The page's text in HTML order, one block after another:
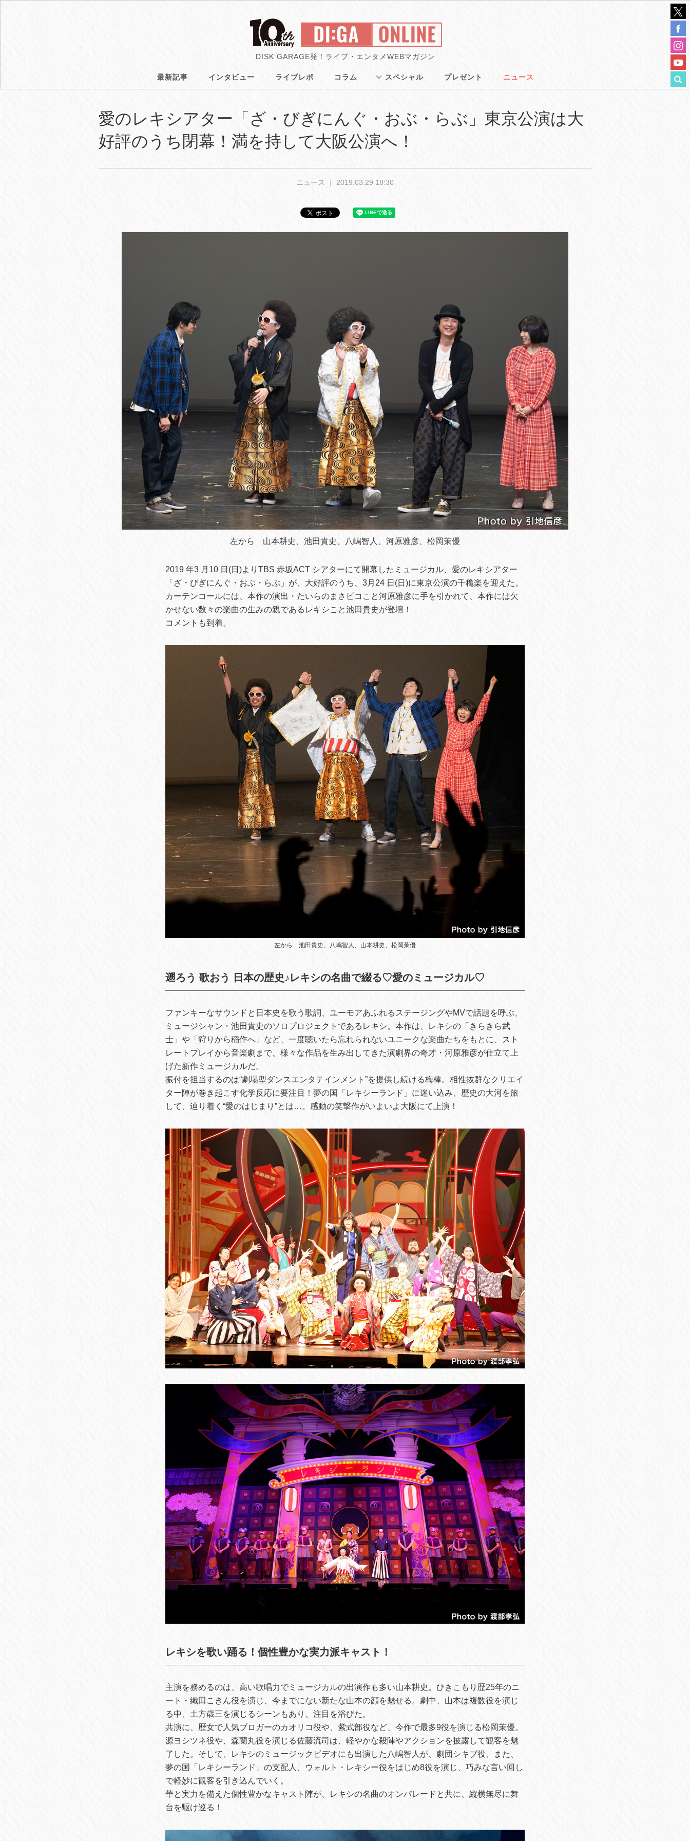
DISK GARAGE発！ライブ・エンタメWEBマガジン
最新記事 インタビュー ライブレポ コラム スペシャル プレゼント ニュース
愛のレキシアター「ざ・びぎにんぐ・おぶ・らぶ」東京公演は大
好評のうち閉幕！満を持して大阪公演へ！
ニュース ｜ 2019.03.29 18:30
左から 山本耕史、池田貴史、八嶋智人、河原雅彦、松岡茉優
2019 年3 月10 日(日)よりTBS 赤坂ACT シアターにて開幕したミュージカル、愛のレキシアター
「ざ・びぎにんぐ・おぶ・らぶ」が、大好評のうち、3月24 日(日)に東京公演の千穐楽を迎えた。
カーテンコールには、本作の演出・たいらのまさピコこと河原雅彦に手を引かれて、本作には欠
かせない数々の楽曲の生みの親であるレキシこと池田貴史が登壇！
コメントも到着。
左から 池田貴史、八嶋智人、山本耕史、松岡茉優
遡ろう 歌おう 日本の歴史♪レキシの名曲で綴る♡愛のミュージカル♡
ファンキーなサウンドと日本史を歌う歌詞、ユーモアあふれるステージングやMVで話題を呼ぶ、
ミュージシャン・池田貴史のソロプロジェクトであるレキシ。本作は、レキシの「きらきら武
士」や「狩りから稲作へ」など、一度聴いたら忘れられないユニークな楽曲たちをもとに、スト
レートプレイから音楽劇まで、様々な作品を生み出してきた演劇界の奇才・河原雅彦が仕立て上
げた新作ミュージカルだ。
振付を担当するのは“劇場型ダンスエンタテインメント”を提供し続ける梅棒。相性抜群なクリエイ
ター陣が巻き起こす化学反応に要注目！夢の国「レキシーランド」に迷い込み、歴史の大河を旅
して、辿り着く“愛のはじまり”とは…。感動の笑撃作がいよいよ大阪にて上演！
レキシを歌い踊る！個性豊かな実力派キャスト！
主演を務めるのは、高い歌唱力でミュージカルの出演作も多い山本耕史。ひきこもり歴25年のニ
ート・織田こきん役を演じ、今までにない新たな山本の顔を魅せる。劇中、山本は複数役を演じ
る中、土方歳三を演じるシーンもあり、注目を浴びた。
共演に、歴女で人気ブロガーのカオリコ役や、紫式部役など、今作で最多9役を演じる松岡茉優。
源ヨシツネ役や、森蘭丸役を演じる佐藤流司は、軽やかな殺陣やアクションを披露して観客を魅
了した。そして、レキシのミュージックビデオにも出演した八嶋智人が、劇団シキブ役、また、
夢の国「レキシーランド」の支配人、ウォルト・レキシー役をはじめ8役を演じ、巧みな言い回し
で軽妙に観客を引き込んでいく。
華と実力を備えた個性豊かなキャスト陣が、レキシの名曲のオンパレードと共に、縦横無尽に舞
台を駆け巡る！